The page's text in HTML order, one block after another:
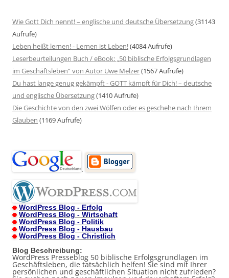
Wie Gott Dich nennt! – englische und deutsche Übersetzung(31143
Aufrufe)
Leben heißt lernen! - Lernen ist Leben!(4084 Aufrufe)
Leserbeurteilungen Buch / eBook: „50 biblische Erfolgsgrundlagen
im Geschäftsleben“ von Autor Uwe Melzer(1567 Aufrufe)
Du hast lange genug gekämpft - GOTT kämpft für Dich! – deutsche
und englische Übersetzung(1410 Aufrufe)
Die Geschichte von den zwei Wölfen oder es geschehe nach Ihrem
Glauben (1169 Aufrufe)
.
WordPress Blog - Erfolg
WordPress Blog - Wirtschaft
WordPress Blog - Politik
WordPress Blog - Hausbau
WordPress Blog - Christlich
Blog Beschreibung:
WordPress Presseblog 50 biblische Erfolgsgrundlagen im
Geschäftsleben, die tatsächlich helfen! Sie sind mit Ihrer
persönlichen und geschäftlichen Situation nicht zufrieden?